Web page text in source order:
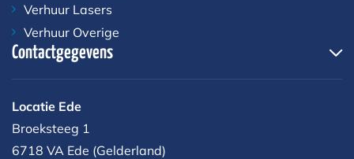
Verhuur Lasers
Verhuur Overige
Contactgegevens
Locatie Ede
Broeksteeg 1
6718 VA Ede (Gelderland)